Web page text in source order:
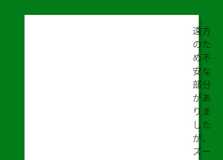
遠方
のた
め不
安な
部分
があ
りま
した
が、
ズー